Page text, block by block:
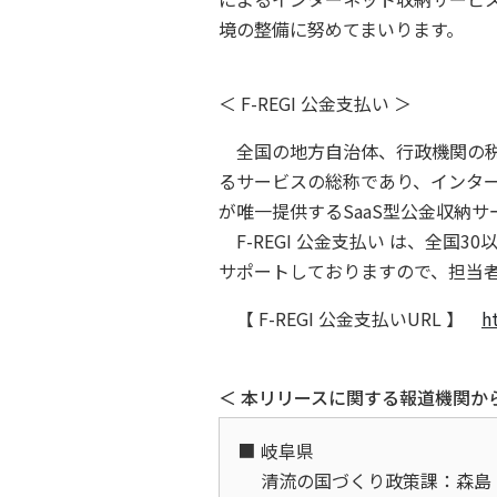
境の整備に努めてまいります。
＜ F-REGI 公金支払い ＞
全国の地方自治体、行政機関の
るサービスの総称であり、イン
が唯一提供するSaaS型公金収納サ
F-REGI 公金支払い は、全国30
サポートしておりますので、担当
【 F-REGI 公金支払いURL 】
＜ 本リリースに関する報道機関
岐阜県
清流の国づくり政策課：森島